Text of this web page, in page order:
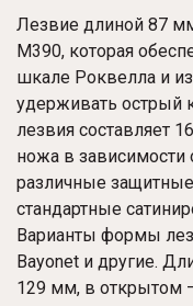
Лезвие длиной 87
M390, которая
шкале Роквелла и
удерживать острый
лезвия составляет
ножа в зависимости
различные
стандартные
Варианты формы
Bayonet и другие.
129 мм, в открытом